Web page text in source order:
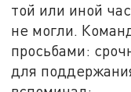
той или иной
не могли.
просьбами:
для